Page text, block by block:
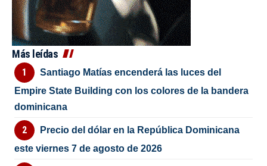
Más leídas
Santiago Matías encenderá las luces del
Empire State Building con los colores de la bandera
dominicana
Precio del dólar en la República Dominicana
este viernes 7 de agosto de 2026